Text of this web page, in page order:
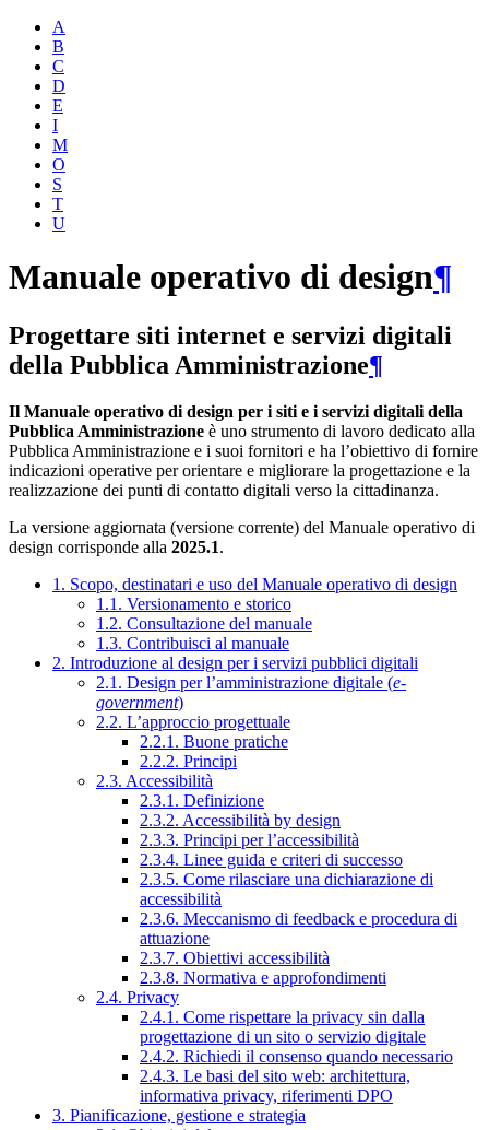
A
B
C
D
E
I
M
O
S
T
U
Manuale operativo di design¶
Progettare siti internet e servizi digitali
della Pubblica Amministrazione¶
Il Manuale operativo di design per i siti e i servizi digitali della
Pubblica Amministrazione è uno strumento di lavoro dedicato alla
Pubblica Amministrazione e i suoi fornitori e ha l’obiettivo di fornire
indicazioni operative per orientare e migliorare la progettazione e la
realizzazione dei punti di contatto digitali verso la cittadinanza.
La versione aggiornata (versione corrente) del Manuale operativo di
design corrisponde alla 2025.1.
1. Scopo, destinatari e uso del Manuale operativo di design
1.1. Versionamento e storico
1.2. Consultazione del manuale
1.3. Contribuisci al manuale
2. Introduzione al design per i servizi pubblici digitali
2.1. Design per l’amministrazione digitale (e-
government)
2.2. L’approccio progettuale
2.2.1. Buone pratiche
2.2.2. Principi
2.3. Accessibilità
2.3.1. Definizione
2.3.2. Accessibilità by design
2.3.3. Principi per l’accessibilità
2.3.4. Linee guida e criteri di successo
2.3.5. Come rilasciare una dichiarazione di
accessibilità
2.3.6. Meccanismo di feedback e procedura di
attuazione
2.3.7. Obiettivi accessibilità
2.3.8. Normativa e approfondimenti
2.4. Privacy
2.4.1. Come rispettare la privacy sin dalla
progettazione di un sito o servizio digitale
2.4.2. Richiedi il consenso quando necessario
2.4.3. Le basi del sito web: architettura,
informativa privacy, riferimenti DPO
3. Pianificazione, gestione e strategia